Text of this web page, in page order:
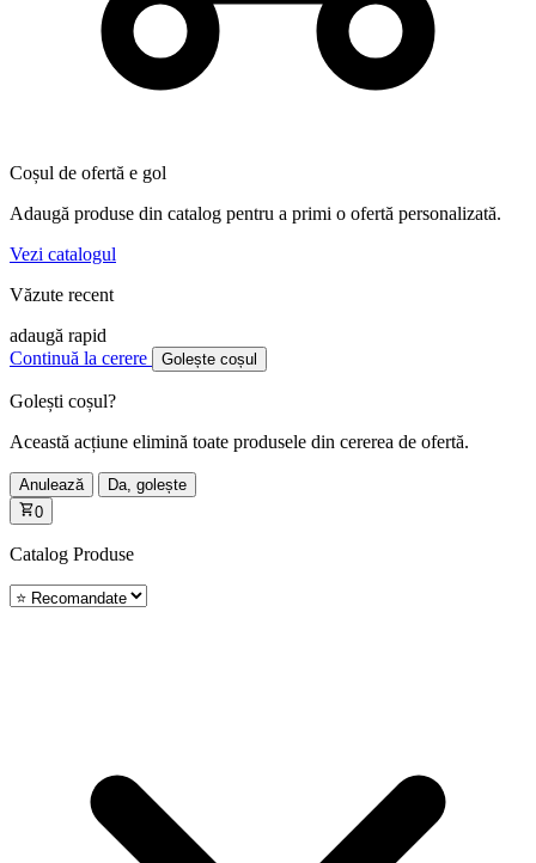
Coșul de ofertă e gol
Adaugă produse din catalog pentru a primi o ofertă personalizată.
Vezi catalogul
Văzute recent
adaugă rapid
Continuă la cerere
Golește coșul
Golești coșul?
Această acțiune elimină toate produsele din cererea de ofertă.
Anulează
Da, golește
0
Catalog Produse